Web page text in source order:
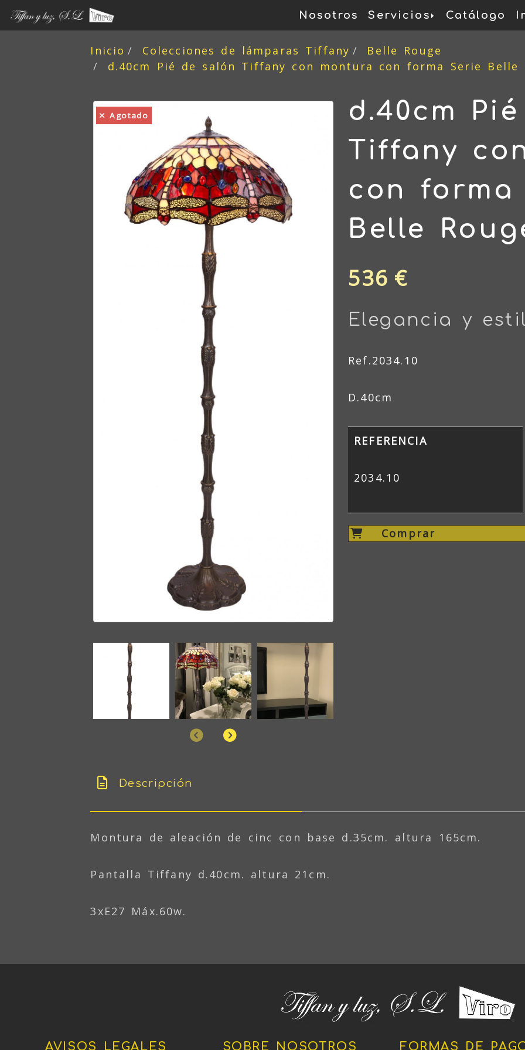
Nosotros Servicios Catálogo
Inicio Colecciones de lámparas Tiffany
Belle Rouge
d.40cm Pié de salón Tiffany con montura con forma Serie Belle
Agotado
AnteriorSiguiente
d.40cm
Tiffany
con forma
Belle
536 €
Elegancia y
Ref.2034.10
D.40cm
REFERENCIA
2034.10
Comprar
Descripción
Montura de aleación de cinc con base d.35cm. altura 165cm.
Pantalla Tiffany d.40cm. altura 21cm.
3xE27 Máx.60w.
AVISOS LEGALES SOBRE NOSOTROS FORMAS DE